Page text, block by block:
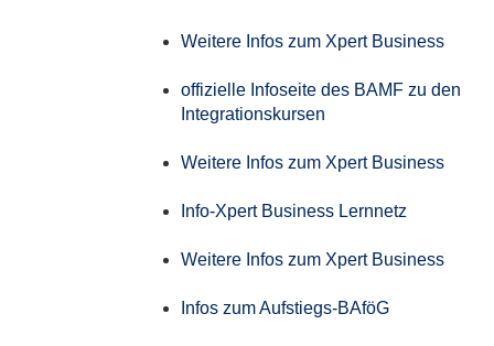
Weitere Infos zum Xpert Business
offizielle Infoseite des BAMF zu den
Integrationskursen
Weitere Infos zum Xpert Business
Info-Xpert Business Lernnetz
Weitere Infos zum Xpert Business
Infos zum Aufstiegs-BAföG